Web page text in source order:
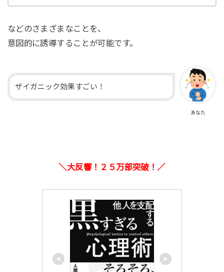
などのさまざまなことを、
意図的に誘導することが可能です。
あなた
ザイガニック効果すごい！
＼大反響！２５万部突破！／